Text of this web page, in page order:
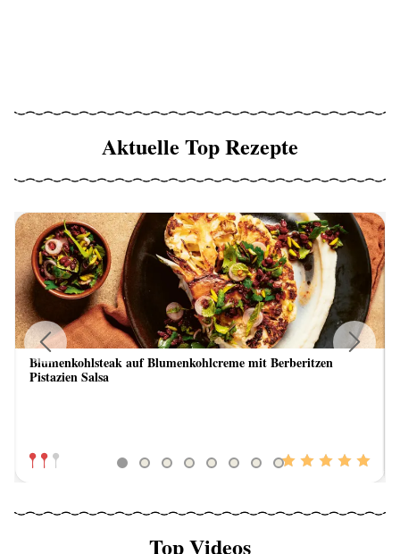
Aktuelle Top Rezepte
Blumenkohlsteak auf Blumenkohlcreme mit Berberitzen
Pistazien Salsa Next
Previous
Top Videos